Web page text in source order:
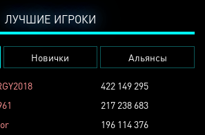
ЛУЧШИЕ ИГРОКИ
Новички Альянсы
422 149 295
217 238 683
196 114 376